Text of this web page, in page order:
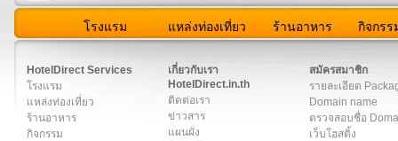
โรงแรม แหล่งท่องเที่ยว ร้านอาหาร กิจกรร
HotelDirect Services
โรงแรม
แหล่งท่องเที่ยว
ร้านอาหาร
กิจกรรม
เกี่ยวกับเรา
HotelDirect.in.th
ติดต่อเรา
ข่าวสาร
แผนผัง
สมัครสมาชิก
รายละเอียด
Domain name
ตรวจสอบชื่อ
เว็บโฮสติ้ง